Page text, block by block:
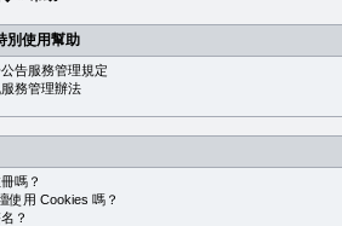
別使用幫助
告服務管理規定
務管理辦法
嗎？
使用 Cookies 嗎？
？